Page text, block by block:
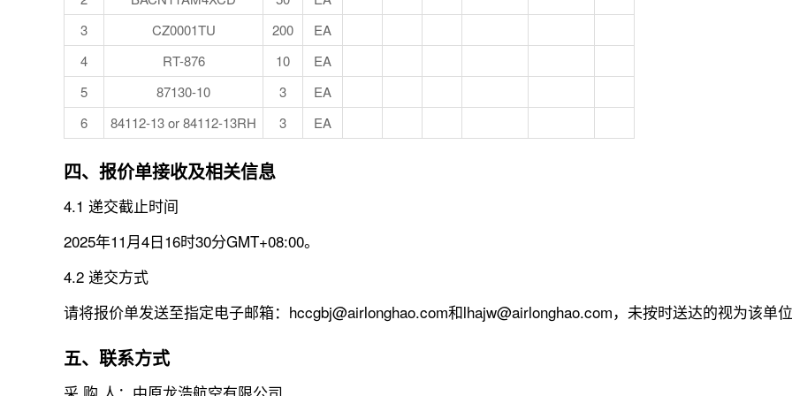
3
CZ0001TU 200
EA
4
RT-876 10
EA
5
87130-10 3
EA
6
84112-13 or 84112-13RH 3 EA
四、报价单接收及相关信息
4.1 递交截止时间
2025年11月4日16时30分GMT+08:00。
4.2 递交方式
请将报价单发送至指定电子邮箱：hccgbj@airlonghao.com和lhajw@airlonghao.com，未按时送达的视为该单位
五、联系方式